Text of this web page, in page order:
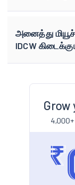
அனைத்து
IDCW
Grow